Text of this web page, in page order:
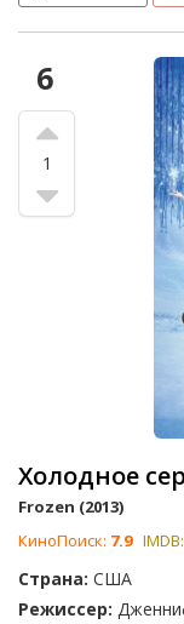
6
1
Холодное
Frozen (2013)
КиноПоиск: 7.9 IMDB:
Страна: США
Режиссер: